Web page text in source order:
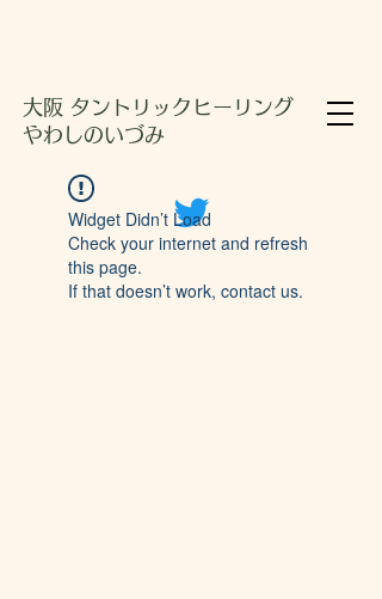
大阪 タントリックヒーリング
やわしのいづみ
Widget Didn’t Load
Check your internet and refresh
this page.
If that doesn’t work, contact us.